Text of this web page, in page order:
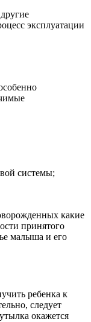
эксплуатации
системы;
какие
принятого
малыша и его
ребенка к
следует
окажется